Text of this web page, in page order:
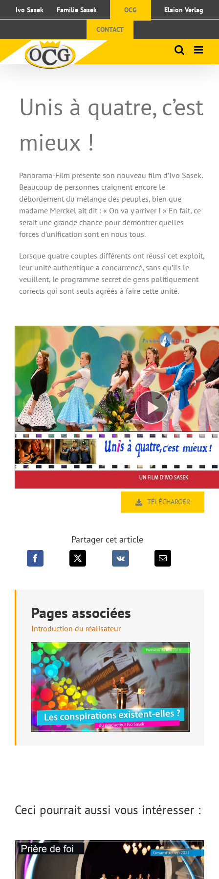
Passer
au
Ivo Sasek Familie Sasek OCG Elaion Verlag
CONTACT
Unis à quatre, c’est
mieux !
Panorama-Film présente son nouveau film d’Ivo Sasek.
Beaucoup de personnes craignent encore le
débordement du mélange des peuples, bien que
madame Merckel ait dit : « On va y arriver ! » En fait, ce
serait une grande chance pour démontrer quelles
forces d’unification sont en nous tous.
Lorsque quatre couples différents ont réussi cet exploit,
leur unité authentique a concurrencé, sans qu’ils le
veuillent, le programme secret de gens politiquement
corrects qui sont seuls agréés à faire cette unité.
TÉLÉCHARGER
Partager cet article
Pages associées
Introduction du réalisateur
Ceci pourrait aussi vous intéresser :